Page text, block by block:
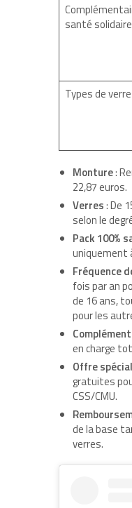
santé solidaire
Types de
Monture:
22,87 euros.
Verres: De
selon le
Pack 100%
uniquement
Fréquence
fois par an
de 16 ans,
pour les
en charge
Offre
gratuites
CSS/CMU.
de la base
verres.